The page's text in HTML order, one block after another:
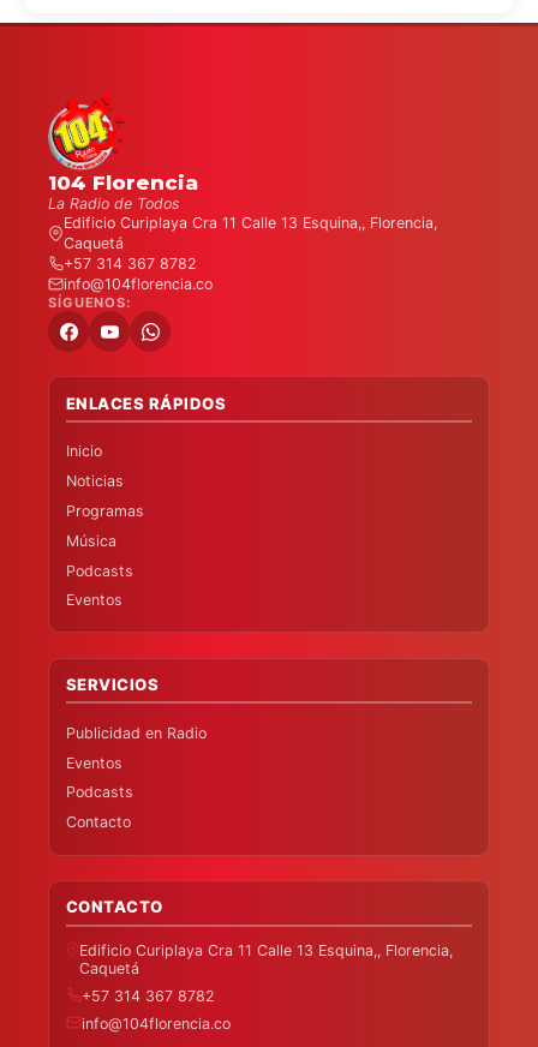
104 Florencia
La Radio de Todos
Edificio Curiplaya Cra 11 Calle 13 Esquina,, Florencia,
Caquetá
+57 314 367 8782
info@104florencia.co
SÍGUENOS:
ENLACES RÁPIDOS
Inicio
Noticias
Programas
Música
Podcasts
Eventos
SERVICIOS
Publicidad en Radio
Eventos
Podcasts
Contacto
CONTACTO
Edificio Curiplaya Cra 11 Calle 13 Esquina,, Florencia,
Caquetá
+57 314 367 8782
info@104florencia.co